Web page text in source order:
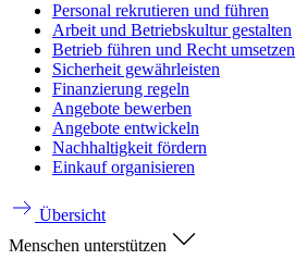
Personal rekrutieren und führen
Arbeit und Betriebskultur gestalten
Betrieb führen und Recht umsetzen
Sicherheit gewährleisten
Finanzierung regeln
Angebote bewerben
Angebote entwickeln
Nachhaltigkeit fördern
Einkauf organisieren
Übersicht
Menschen unterstützen